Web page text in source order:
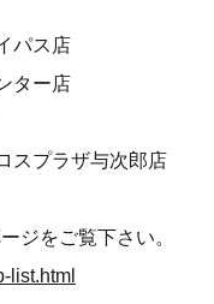
パス店
ター店
スプラザ与次郎店
ジをご覧下さい。
list.html